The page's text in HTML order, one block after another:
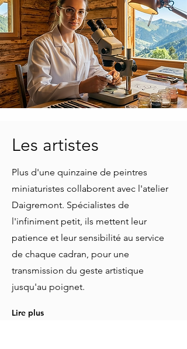
Les artistes
Plus d'une quinzaine de peintres
miniaturistes collaborent avec l'atelier
Daigremont. Spécialistes de
l'infiniment petit, ils mettent leur
patience et leur sensibilité au service
de chaque cadran, pour une
transmission du geste artistique
jusqu'au poignet.
Lire plus